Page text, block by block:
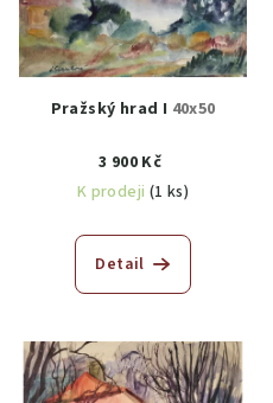
Pražský hrad I 40x50
3 900 Kč
K prodeji (1 ks)
Detail